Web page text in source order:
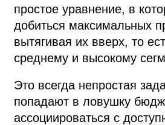
простое уравнение, в
добиться максимальных
вытягивая их вверх, то
среднему и высокому
Это всегда непростая
попадают в ловушку
ассоциироваться с